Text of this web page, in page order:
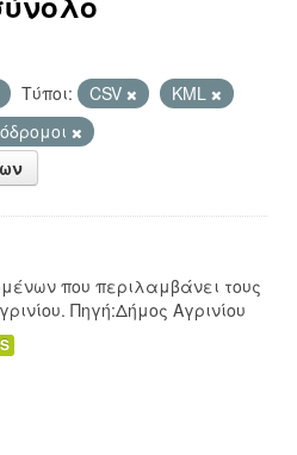
Τύποι: CSV
KML
που περιλαμβάνει τους
Πηγή:Δήμος Αγρινίου